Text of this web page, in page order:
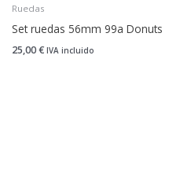
Ruedas
Set ruedas 56mm 99a Donuts
25,00€ IVA incluido